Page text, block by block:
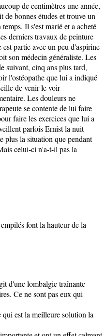
de centimètres une année,
de bonnes études et trouve un
Il s'est marié et a acheté
derniers travaux de peinture
partie avec un peu d'aspirine
son médecin généraliste. Les
suivant, cinq ans plus tard,
l'ostéopathe que lui a indiqué
de venir le voir
Les douleurs ne
se contente de lui faire
faire les exercices que lui a
parfois Ernist la nuit
plus la situation que pendant
celui-ci n'a-t-il pas la
font la hauteur de la
d'une lombalgie traînante
Ce ne sont pas eux qui
qui est la meilleure solution la